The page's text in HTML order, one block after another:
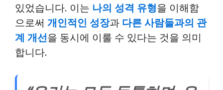
있었습니다. 이는 나의 성격 유형을 이해함
으로써 개인적인 성장과 다른 사람들과의 관
계 개선을 동시에 이룰 수 있다는 것을 의미
합니다.